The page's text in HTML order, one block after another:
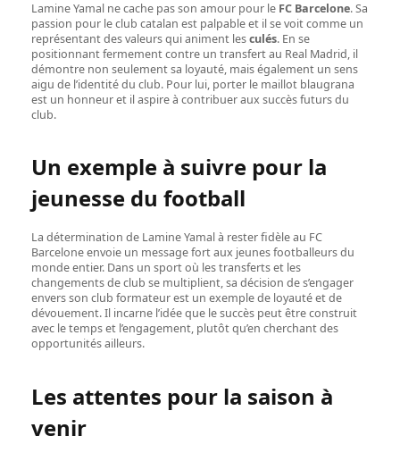
Lamine Yamal ne cache pas son amour pour le FC Barcelone. Sa
passion pour le club catalan est palpable et il se voit comme un
représentant des valeurs qui animent lesculés. En se
positionnant fermement contre un transfert au Real Madrid, il
démontre non seulement sa loyauté, mais également un sens
aigu de l’identité du club. Pour lui, porter le maillot blaugrana
est un honneur et il aspire à contribuer aux succès futurs du
club.
Un exemple à suivre pour la
jeunesse du football
La détermination de Lamine Yamal à rester fidèle au FC
Barcelone envoie un message fort aux jeunes footballeurs du
monde entier. Dans un sport où les transferts et les
changements de club se multiplient, sa décision de s’engager
envers son club formateur est un exemple de loyauté et de
dévouement. Il incarne l’idée que le succès peut être construit
avec le temps et l’engagement, plutôt qu’en cherchant des
opportunités ailleurs.
Les attentes pour la saison à
venir